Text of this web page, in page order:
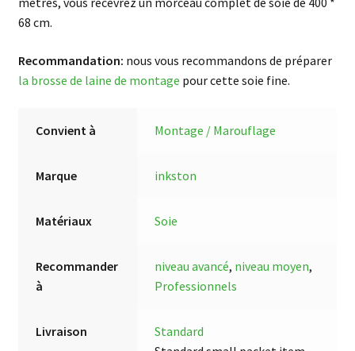
68 cm.
Recommandation: nous vous recommandons de préparer
la brosse de laine de montage pour cette soie fine.
Convient à Montage / Marouflage
Marque inkston
Matériaux Soie
Recommander
à
niveau avancé, niveau moyen,
Professionnels
Livraison
Standard